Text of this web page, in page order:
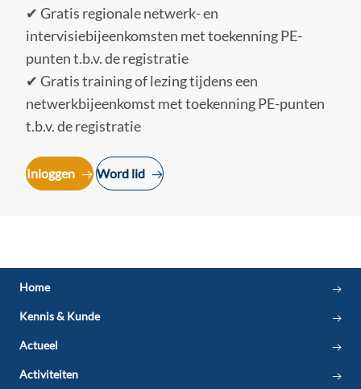
✔ Gratis regionale netwerk- en
intervisiebijeenkomsten met toekenning PE-
punten t.b.v. de registratie
✔ Gratis training of lezing tijdens een
netwerkbijeenkomst met toekenning PE-punten
t.b.v. de registratie
Inloggen Word lid
Home
Kennis & Kunde
Actueel
Activiteiten